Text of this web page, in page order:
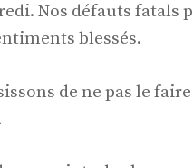
Nos défauts fatals
blessés.
de ne pas le